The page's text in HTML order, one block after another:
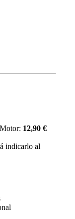
12,90 €
indicarlo al